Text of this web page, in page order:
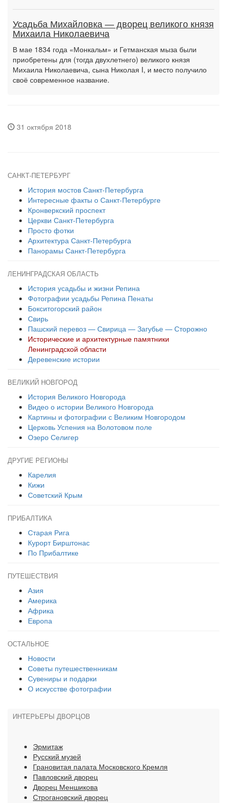
Усадьба Михайловка — дворец великого князя
Михаила Николаевича
В мае 1834 года «Монкальм» и Гетманская мыза были
приобретены для (тогда двухлетнего) великого князя
Михаила Николаевича, сына Николая I, и место получило
своё современное название.
31 октября 2018
САНКТ-ПЕТЕРБУРГ
История мостов Санкт-Петербурга
Интересные факты о Санкт-Петербурге
Кронверкский проспект
Церкви Санкт-Петербурга
Просто фотки
Архитектура Санкт-Петербурга
Панорамы Санкт-Петербурга
ЛЕНИНГРАДСКАЯ ОБЛАСТЬ
История усадьбы и жизни Репина
Фотографии усадьбы Репина Пенаты
Бокситогорский район
Свирь
Пашский перевоз — Свирица — Загубье — Сторожно
Исторические и архитектурные памятники
Ленинградской области
Деревенские истории
ВЕЛИКИЙ НОВГОРОД
История Великого Новгорода
Видео о истории Великого Новгорода
Картины и фотографии с Великим Новгородом
Церковь Успения на Волотовом поле
Озеро Селигер
ДРУГИЕ РЕГИОНЫ
Карелия
Кижи
Советский Крым
ПРИБАЛТИКА
Старая Рига
Курорт Бирштонас
По Прибалтике
ПУТЕШЕСТВИЯ
Азия
Америка
Африка
Европа
ОСТАЛЬНОЕ
Новости
Советы путешественникам
Сувениры и подарки
О искусстве фотографии
ИНТЕРЬЕРЫ ДВОРЦОВ
Эрмитаж
Русский музей
Грановитая палата Московского Кремля
Павловский дворец
Дворец Меншикова
Строгановский дворец